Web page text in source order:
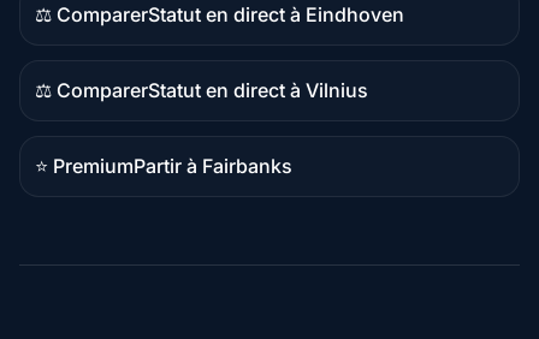
⚖️ Comparer
Contenu
comparatif
Statut en direct à Eindhoven
⚖️ Comparer
Contenu
comparatif
Statut en direct à Vilnius
⭐ Premium
Destination
Partir à Fairbanks